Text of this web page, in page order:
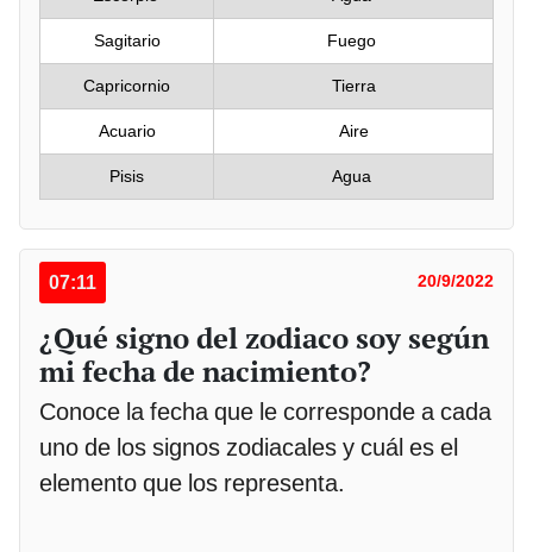
Sagitario Fuego
Capricornio Tierra
Acuario Aire
Pisis Agua
07:11 20/9/2022
¿Qué signo del zodiaco soy según
mi fecha de nacimiento?
Conoce la fecha que le corresponde a cada
uno de los signos zodiacales y cuál es el
elemento que los representa.